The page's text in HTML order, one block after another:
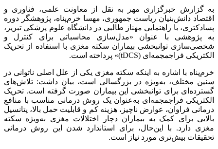
به گزارش خبرگزاری مهر به نقل از معاونت علمی، فناوری و
اقتصاد دانش‌بنیان ریاست جمهوری، مهسا خرم‌پناه، پژوهشگر دوره
پسادکتری، با راهنمایی مهناز طالبی در دانشگاه علوم پزشکی تبریز،
به پژوهشی با عنوان «مدل‌سازی محاسباتی برای کنترل و
شخصی‌سازی توانبخشی بیماران سکته مغزی با استفاده از تحریک
الکتریکی فراجمجمه‌ای (tDCS)» پرداخته است.
خرم‌پناه با اشاره به اینکه سکته مغزی یکی از علل اصلی ناتوانی در
سنین مختلف، به‌ویژه در بزرگسالی است، بیان داشت: تلاش‌های
گسترده‌ای برای توانبخشی این بیماران صورت گرفته است. تحریک
الکتریکی فراجمجمه‌ای به‌عنوان یک روش درمانی مناسب با منافع
درمانی فراوان، عوارض ناچیز، هزینه کم و قابلیت حمل بالا، پتانسیل
بالایی برای کمک به بیماران دچار اختلالات مغزی به‌ویژه سکته
مغزی دارد. با این‌حال، برای استاندارد شدن این روش درمانی
تحقیقات بیش‌تری مورد نیاز است.